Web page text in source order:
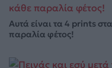
Αυτά είναι τα 4 prints
παραλία φέτος!